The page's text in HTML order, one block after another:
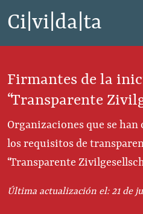
Ci|vi|da|ta
Firmantes de la
“Transparente
Organizaciones que se
los requisitos de
“Transparente
Última actualización el: 21 de